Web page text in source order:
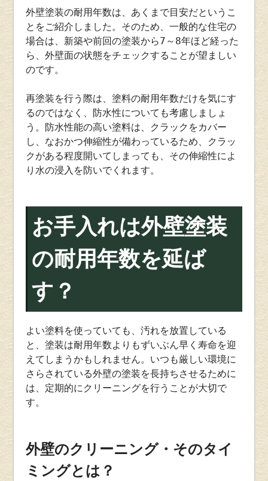
外壁塗装の耐用年数は、あくまで目安だというこ
とをご紹介しました。そのため、一般的な住宅の
場合は、新築や前回の塗装から7～8年ほど経った
ら、外壁面の状態をチェックすることが望ましい
のです。
再塗装を行う際は、塗料の耐用年数だけを気にす
るのではなく、防水性についても考慮しましょ
う。防水性能の高い塗料は、クラックをカバー
し、なおかつ伸縮性が備わっているため、クラッ
クがある程度開いてしまっても、その伸縮性によ
り水の浸入を防いでくれます。
お手入れは外壁塗装
の耐用年数を延ば
す？
よい塗料を使っていても、汚れを放置している
と、塗装は耐用年数よりもずいぶん早く寿命を迎
えてしまうかもしれません。いつも厳しい環境に
さらされている外壁の塗装を長持ちさせるために
は、定期的にクリーニングを行うことが大切で
す。
外壁のクリーニング・そのタイ
ミングとは？